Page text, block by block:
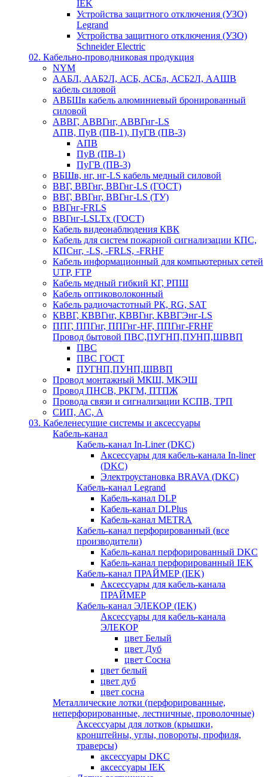
IEK
Устройства защитного отключения (УЗО)
Legrand
Устройства защитного отключения (УЗО)
Schneider Electric
02. Кабельно-проводниковая продукция
NYM
ААБЛ, ААБ2Л, АСБ, АСБл, АСБ2Л, ААШВ
кабель силовой
АВБШв кабель алюминиевый бронированный
силовой
АВВГ, АВВГнг, АВВГнг-LS
АПВ, ПуВ (ПВ-1), ПуГВ (ПВ-3)
АПВ
ПуВ (ПВ-1)
ПуГВ (ПВ-3)
ВБШв, нг, нг-LS кабель медный силовой
ВВГ, ВВГнг, ВВГнг-LS (ГОСТ)
ВВГ, ВВГнг, ВВГнг-LS (ТУ)
ВВГнг-FRLS
ВВГнг-LSLTx (ГОСТ)
Кабель видеонаблюдения КВК
Кабель для систем пожарной сигнализации КПС,
КПСнг, -LS, -FRLS, -FRHF
Кабель информационный для компьютерных сетей
UTP, FTP
Кабель медный гибкий КГ, РПШ
Кабель оптиковолоконный
Кабель радиочастотный РК, RG, SAT
КВВГ, КВВГнг, КВВГнг, КВВГЭнг-LS
ППГ, ППГнг, ППГнг-HF, ППГнг-FRHF
Провод бытовой ПВС,ПУГНП,ПУНП,ШВВП
ПВС
ПВС ГОСТ
ПУГНП,ПУНП,ШВВП
Провод монтажный МКШ, МКЭШ
Провод ПНСВ, РКГМ, ПТПЖ
Провода связи и сигнализации КСПВ, ТРП
СИП, АС, А
03. Кабеленесущие системы и аксессуары
Кабель-канал
Кабель-канал In-Liner (DKC)
Аксессуары для кабель-канала In-liner
(DKC)
Электроустановка BRAVA (DKC)
Кабель-канал Legrand
Кабель-канал DLP
Кабель-канал DLPlus
Кабель-канал METRA
Кабель-канал перфорированный (все
производители)
Кабель-канал перфорированный DKC
Кабель-канал перфорированный IEK
Кабель-канал ПРАЙМЕР (IEK)
Аксессуары для кабель-канала
ПРАЙМЕР
Кабель-канал ЭЛЕКОР (IEK)
Аксессуары для кабель-канала
ЭЛЕКОР
цвет Белый
цвет Дуб
цвет Сосна
цвет белый
цвет дуб
цвет сосна
Металлические лотки (перфорированные,
неперфорированные, лестничные, проволочные)
Аксессуары для лотков (крышки,
кронштейны, углы, повороты, профиля,
траверсы)
аксессуары DKC
аксессуары IEK